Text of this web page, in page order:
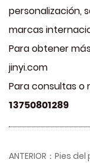
personalización,
marcas
Para obtener
jinyi.com
Para consultas o
13750801289
ANTERIOR：Pies